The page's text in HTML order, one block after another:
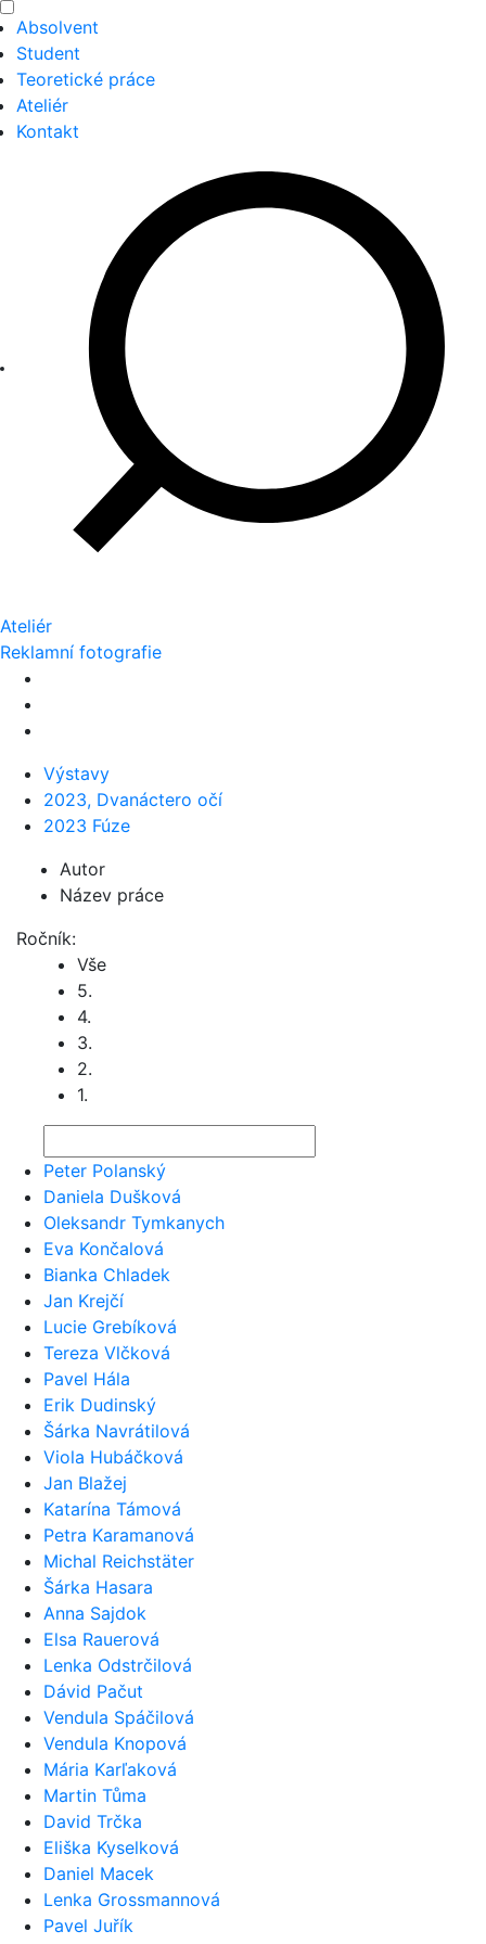
Absolvent
Student
Teoretické práce
Ateliér
Kontakt
Ateliér
Reklamní fotografie
Výstavy
2023, Dvanáctero očí
2023 Fúze
Autor
Název práce
Ročník:
Vše
5.
4.
3.
2.
1.
Peter Polanský
Daniela Dušková
Oleksandr Tymkanych
Eva Končalová
Bianka Chladek
Jan Krejčí
Lucie Grebíková
Tereza Vlčková
Pavel Hála
Erik Dudinský
Šárka Navrátilová
Viola Hubáčková
Jan Blažej
Katarína Támová
Petra Karamanová
Michal Reichstäter
Šárka Hasara
Anna Sajdok
Elsa Rauerová
Lenka Odstrčilová
Dávid Pačut
Vendula Spáčilová
Vendula Knopová
Mária Karľaková
Martin Tůma
David Trčka
Eliška Kyselková
Daniel Macek
Lenka Grossmannová
Pavel Juřík